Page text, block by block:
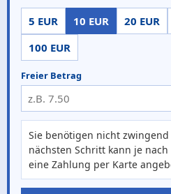
5 EUR 10 EUR 20 EUR
100 EUR
Freier Betrag
Sie benötigen nicht zwingend
nächsten Schritt kann je nach
eine Zahlung per Karte